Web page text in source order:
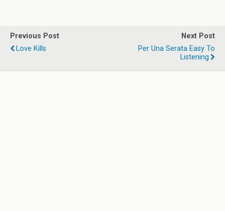
Previous Post
Love Kills
Next Post
Per Una Serata Easy To
Listening